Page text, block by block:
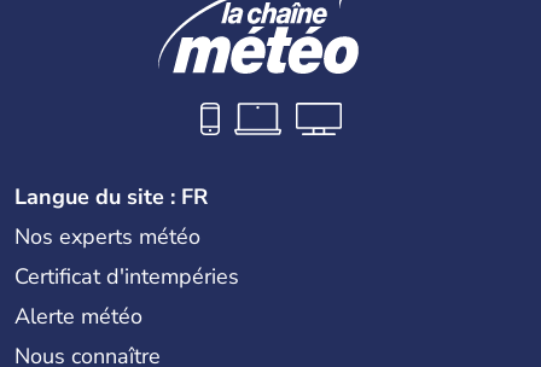
Langue du site : FR
Nos experts météo
Certificat d'intempéries
Alerte météo
Nous connaître